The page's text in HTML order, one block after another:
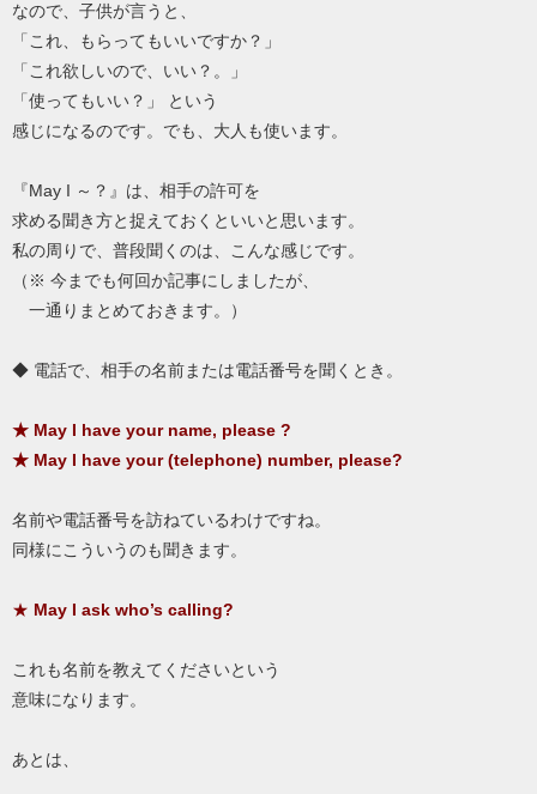
なので、子供が言うと、
「これ、もらってもいいですか？」
「これ欲しいので、いい？。」
「使ってもいい？」 という
感じになるのです。でも、大人も使います。
『May I ～？』は、相手の許可を
求める聞き方と捉えておくといいと思います。
私の周りで、普段聞くのは、こんな感じです。
（※ 今までも何回か記事にしましたが、
一通りまとめておきます。）
◆ 電話で、相手の名前または電話番号を聞くとき。
★ May I have your name, please ?
★ May I have your (telephone) number, please?
名前や電話番号を訪ねているわけですね。
同様にこういうのも聞きます。
★ May I ask who’s calling?
これも名前を教えてくださいという
意味になります。
あとは、